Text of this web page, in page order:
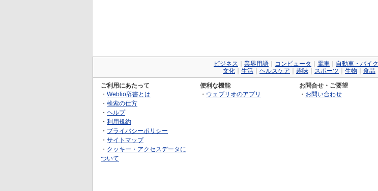
ビジネス 業界用語 コンピュータ 電車 自動車・バイク
文化
生活 ヘルスケア 趣味 スポーツ 生物 食品
ご利用にあたって
・ Weblio辞書とは
・ 検索の仕方
・ ヘルプ
・ 利用規約
・ プライバシーポリシー
・ サイトマップ
・ クッキー・アクセスデータに
ついて
便利な機能
・ ウェブリオのアプリ
お問合せ・ご要望
・ お問い合わせ